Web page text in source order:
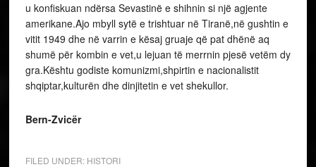
u konfiskuan ndërsa Sevastinë e shihnin si një agjente
amerikane.Ajo mbyll sytë e trishtuar në Tiranë,në gushtin e
vitit 1949 dhe në varrin e kësaj gruaje që pat dhënë aq
shumë për kombin e vet,u lejuan të merrnin pjesë vetëm dy
gra.Kështu godiste komunizmi,shpirtin e nacionalistit
shqiptar,kulturën dhe dinjitetin e vet shekullor.
Bern-Zvicër
FILED UNDER: HISTORI